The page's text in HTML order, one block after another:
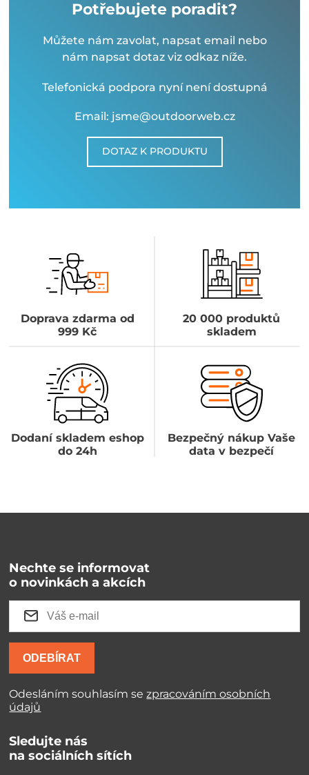
Potřebujete poradit?
Můžete nám zavolat, napsat email nebo
nám napsat dotaz viz odkaz níže.
Telefonická podpora nyní není dostupná
Email: jsme@outdoorweb.cz
DOTAZ K PRODUKTU
Doprava zdarma od
999 Kč
20 000 produktů
skladem
Dodaní skladem eshop
do 24h
Bezpečný nákup Vaše
data v bezpečí
Nechte se informovat
o novinkách a akcích
ODEBÍRAT
Odesláním souhlasím sezpracováním osobních
údajů
Sledujte nás
na sociálních sítích